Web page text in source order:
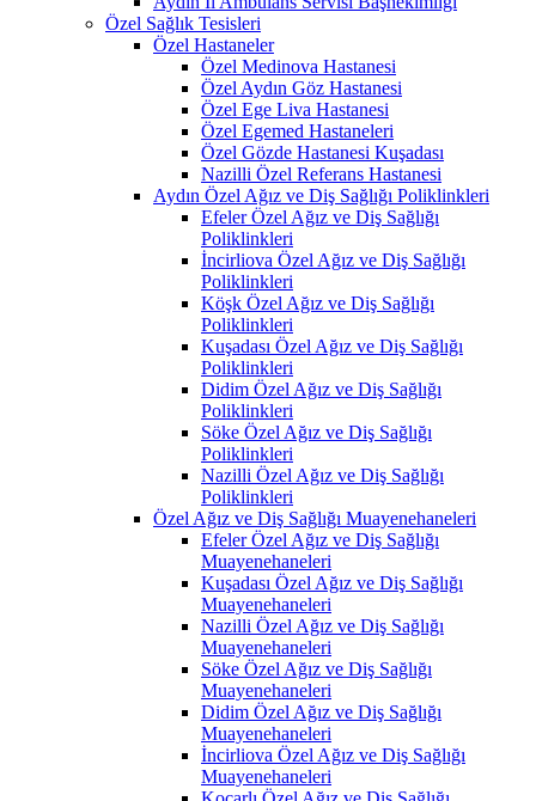
Özel Sağlık Tesisleri
Özel Hastaneler
Özel Medinova Hastanesi
Özel Aydın Göz Hastanesi
Özel Ege Liva Hastanesi
Özel Egemed Hastaneleri
Özel Gözde Hastanesi Kuşadası
Nazilli Özel Referans Hastanesi
Aydın Özel Ağız ve Diş Sağlığı Poliklinkleri
Efeler Özel Ağız ve Diş Sağlığı
Poliklinkleri
İncirliova Özel Ağız ve Diş Sağlığı
Poliklinkleri
Köşk Özel Ağız ve Diş Sağlığı
Poliklinkleri
Kuşadası Özel Ağız ve Diş Sağlığı
Poliklinkleri
Didim Özel Ağız ve Diş Sağlığı
Poliklinkleri
Söke Özel Ağız ve Diş Sağlığı
Poliklinkleri
Nazilli Özel Ağız ve Diş Sağlığı
Poliklinkleri
Özel Ağız ve Diş Sağlığı Muayenehaneleri
Efeler Özel Ağız ve Diş Sağlığı
Muayenehaneleri
Kuşadası Özel Ağız ve Diş Sağlığı
Muayenehaneleri
Nazilli Özel Ağız ve Diş Sağlığı
Muayenehaneleri
Söke Özel Ağız ve Diş Sağlığı
Muayenehaneleri
Didim Özel Ağız ve Diş Sağlığı
Muayenehaneleri
İncirliova Özel Ağız ve Diş Sağlığı
Muayenehaneleri